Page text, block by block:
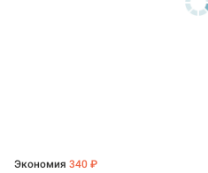
Экономия 340 ₽